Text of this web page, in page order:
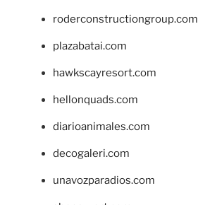
roderconstructiongroup.com
plazabatai.com
hawkscayresort.com
hellonquads.com
diarioanimales.com
decogaleri.com
unavozparadios.com